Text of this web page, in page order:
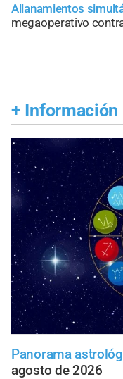
Allanamientos
megaoperativo
+ Información
Panorama
agosto de 2026